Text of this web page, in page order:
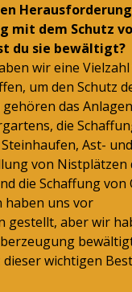
mit dem Schutz
du sie bewältigt?
wir eine
um den Schutz
das
die
Ast-
von Nistplätzen
die Schaffung von
haben uns vor
gestellt, aber wir
wichtigen